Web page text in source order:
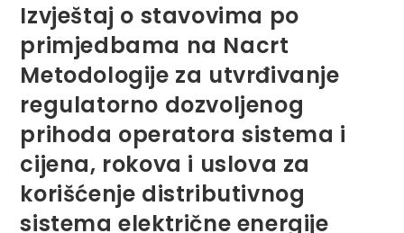
Izvještaj o stavovima po
primjedbama na Nacrt
Metodologije za utvrđivanje
regulatorno dozvoljenog
prihoda operatora sistema i
cijena, rokova i uslova za
korišćenje distributivnog
sistema električne energije